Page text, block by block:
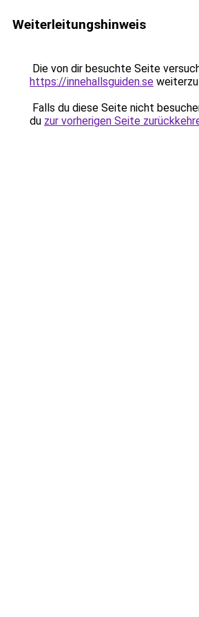
Weiterleitungshinweis
Die von dir besuchte Seite
https://innehallsguiden.se
Falls du diese Seite nicht
du zur vorherigen Seite